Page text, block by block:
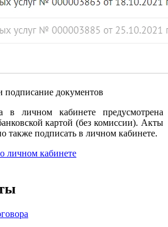
подписание документов
в личном кабинете предусмотрена
картой (без комиссии). Акты
также подписать в личном кабинете.
личном кабинете